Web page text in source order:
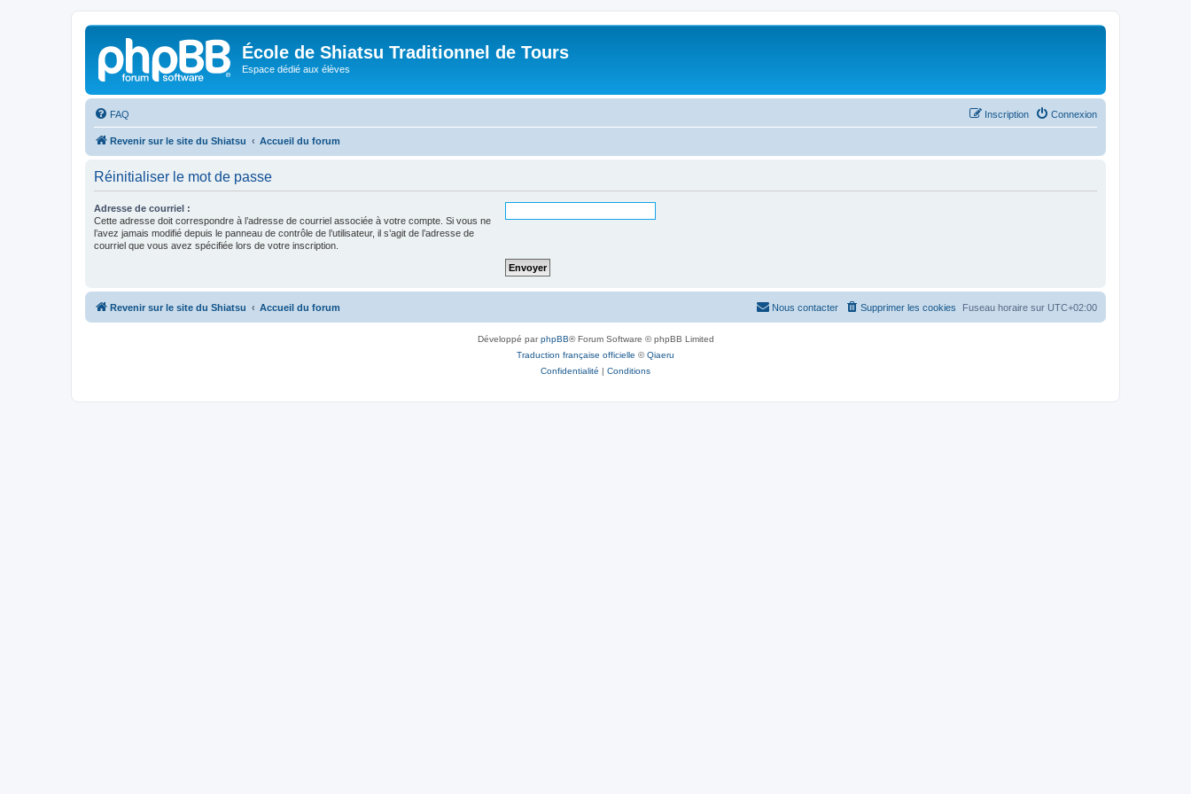
École de Shiatsu Traditionnel de Tours
Espace dédié aux élèves
FAQ Connexion
Inscription
Revenir sur le site du Shiatsu Accueil du forum
Réinitialiser le mot de passe
Adresse de courriel :
Cette adresse doit correspondre à l’adresse de courriel associée à votre compte. Si vous ne
l’avez jamais modifié depuis le panneau de contrôle de l’utilisateur, il s’agit de l’adresse de
courriel que vous avez spécifiée lors de votre inscription.
Revenir sur le site du Shiatsu Accueil du forum Fuseau horaire sur UTC+02:00
Supprimer les cookies
Nous contacter
Développé parphpBB® Forum Software © phpBB Limited
Traduction française officielle ©Qiaeru
Confidentialité | Conditions